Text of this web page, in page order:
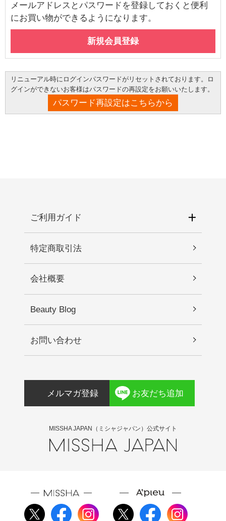
メールアドレスとパスワードを登録しておくと便利
にお買い物ができるようになります。
リニューアル時にログインパスワードがリセットされております。ロ
グインができないお客様はパスワードの再設定をお願いいたします。
パスワード再設定はこちらから
ご利用ガイド
特定商取引法
会社概要
Beauty Blog
お問い合わせ
メルマガ登録 お友だち追加
MISSHA JAPAN（ミシャジャパン）公式サイト